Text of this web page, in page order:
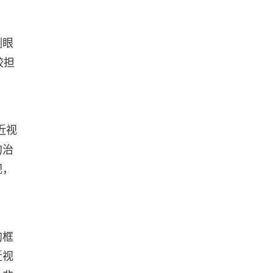
担
视
视